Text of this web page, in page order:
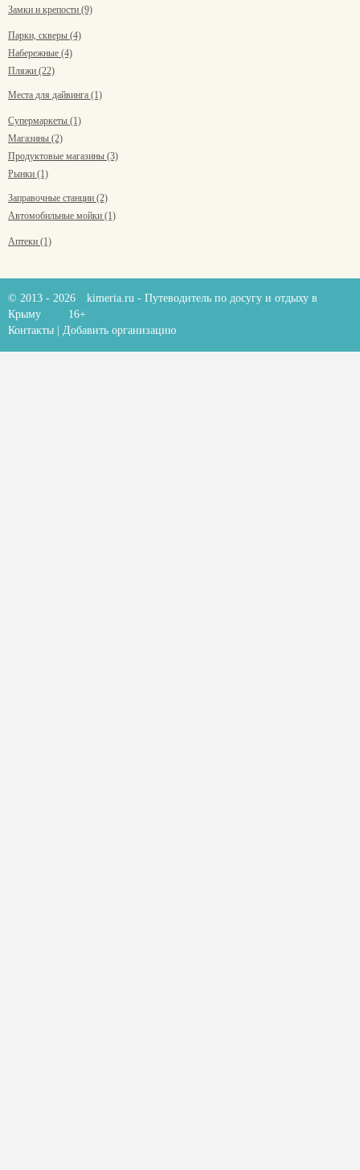
Замки и крепости (9)
Парки, скверы (4)
Набережные (4)
Пляжи (22)
Места для дайвинга (1)
Супермаркеты (1)
Магазины (2)
Продуктовые магазины (3)
Рынки (1)
Заправочные станции (2)
Автомобильные мойки (1)
Аптеки (1)
© 2013 - 2026 kimeria.ru - Путеводитель по досугу и отдыху в
Крыму
16+
Контакты
Добавить организацию